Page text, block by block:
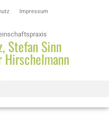
Impressum
Stefan Sinn
Hirschelmann